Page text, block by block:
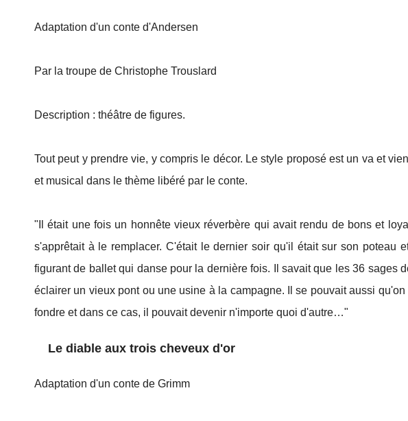
Adaptation d'un conte d'Andersen
Par la troupe de Christophe Trouslard
Description : théâtre de figures.
Tout peut y prendre vie, y compris le décor. Le style proposé est un va et
et musical dans le thème libéré par le conte.
"Il était une fois un honnête vieux réverbère qui avait rendu de bons et
s'apprêtait à le remplacer. C'était le dernier soir qu'il était sur son poteau
figurant de ballet qui danse pour la dernière fois. Il savait que les 36 sages
éclairer un vieux pont ou une usine à la campagne. Il se pouvait aussi
fondre et dans ce cas, il pouvait devenir n'importe quoi d'autre…"
Le diable aux trois cheveux d'or
Adaptation d'un conte de Grimm